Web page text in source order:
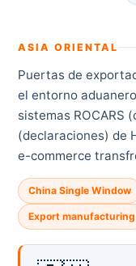
ASIA ORIENTAL
Puertas de
el entorno
sistemas ROCARS
(declaraciones) de
e-commerce
China Single Window
Export manufacturing